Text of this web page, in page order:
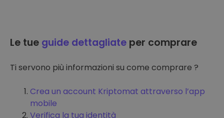
Le tue guide dettagliate per comprare
Ti servono più informazioni su come comprare ?
Crea un account Kriptomat attraverso l’app
mobile
Verifica la tua identità